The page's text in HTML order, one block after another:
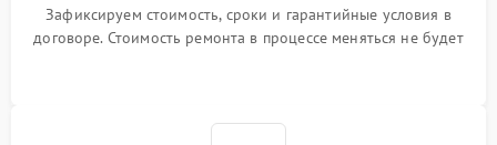
Зафиксируем стоимость, сроки и гарантийные условия в
договоре. Стоимость ремонта в процессе меняться не будет